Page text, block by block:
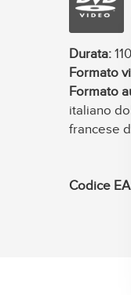
Durata:
Formato
Formato
italiano
francese
Codice